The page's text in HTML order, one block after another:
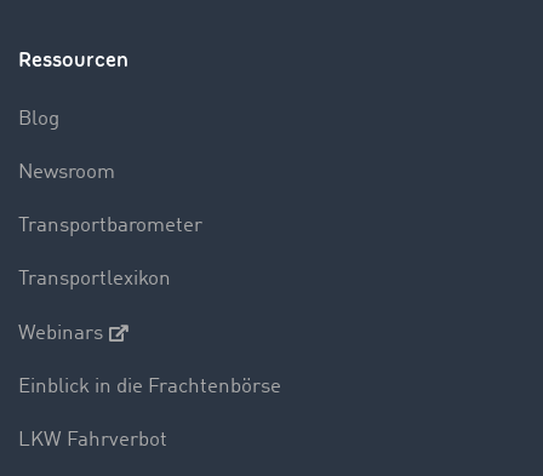
Ressourcen
Blog
Newsroom
Transportbarometer
Transportlexikon
Webinars
Einblick in die Frachtenbörse
LKW Fahrverbot